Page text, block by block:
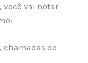
você vai notar
chamadas de